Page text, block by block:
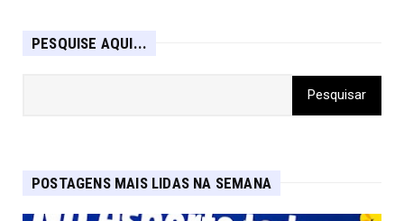
PESQUISE AQUI...
POSTAGENS MAIS LIDAS NA SEMANA